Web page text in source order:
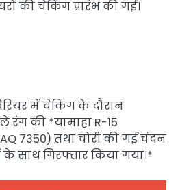
की चेकिंग प्रारंभ की गई।
बैरियर में चेकिंग के दौरान
की *यामाहा R-15
7350) तथा चोरी की गई चंदन
साथ गिरफ्तार किया गया।*